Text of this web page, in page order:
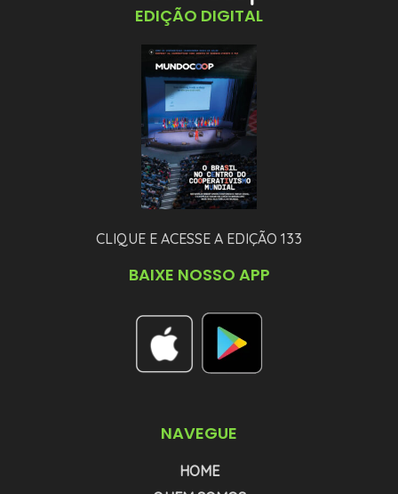
EDIÇÃO DIGITAL
CLIQUE E ACESSE A EDIÇÃO 133
BAIXE NOSSO APP
NAVEGUE
HOME